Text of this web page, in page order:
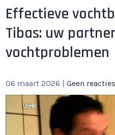
Effectieve
Tibas: uw
vochtproblemen
06 maart 2026 |Geen reacties